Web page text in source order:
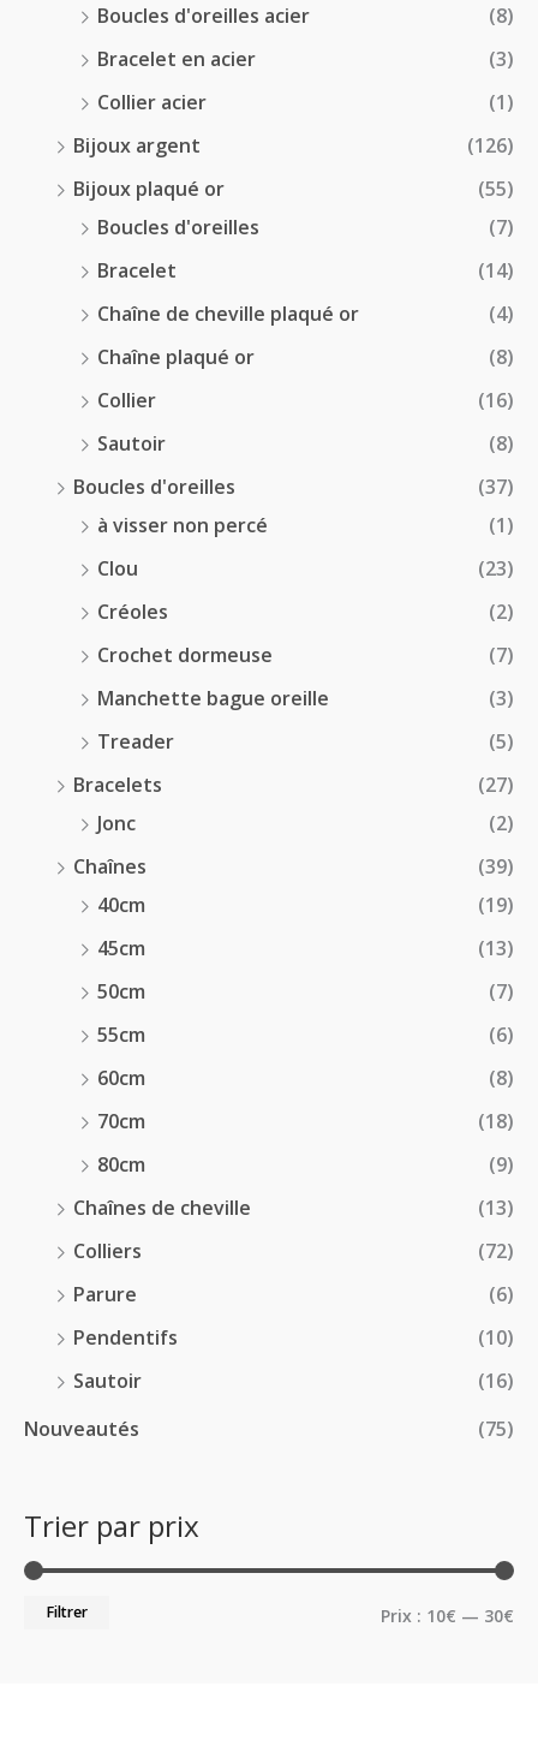
Boucles d'oreilles acier
(8)
Bracelet en acier
(3)
Collier acier
(1)
Bijoux argent
(126)
Bijoux plaqué or
(55)
Boucles d'oreilles
(7)
Bracelet
(14)
Chaîne de cheville plaqué or
(4)
Chaîne plaqué or
(8)
Collier
(16)
Sautoir
(8)
Boucles d'oreilles
(37)
à visser non percé
(1)
Clou
(23)
Créoles
(2)
Crochet dormeuse
(7)
Manchette bague oreille
(3)
Treader
(5)
Bracelets
(27)
Jonc
(2)
Chaînes
(39)
40cm
(19)
45cm
(13)
50cm
(7)
55cm
(6)
60cm
(8)
70cm
(18)
80cm
(9)
Chaînes de cheville
(13)
Colliers
(72)
Parure
(6)
Pendentifs
(10)
Sautoir
(16)
Nouveautés
(75)
Trier par prix
Filtrer Prix : 10€ — 30€